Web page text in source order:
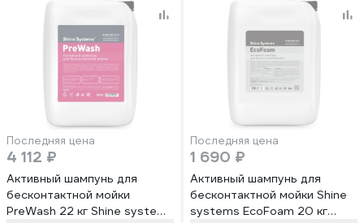
Последняя цена
4 112 ₽
Активный шампунь для
бесконтактной мойки
PreWash 22 кг Shine systems
Последняя цена
1 690 ₽
Активный шампунь для
бесконтактной мойки Shine
systems EcoFoam 20 кг